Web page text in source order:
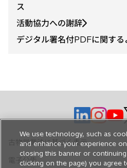
ス
活動協力への謝辞
デジタル署名付PDFに関する
新
い
タ
ブ
新
い
タ
ブ
古物営業法に基づく表示
電子公告
We use technology, such as
and enhance your experience
closing this banner or
clicking on the page) you agree